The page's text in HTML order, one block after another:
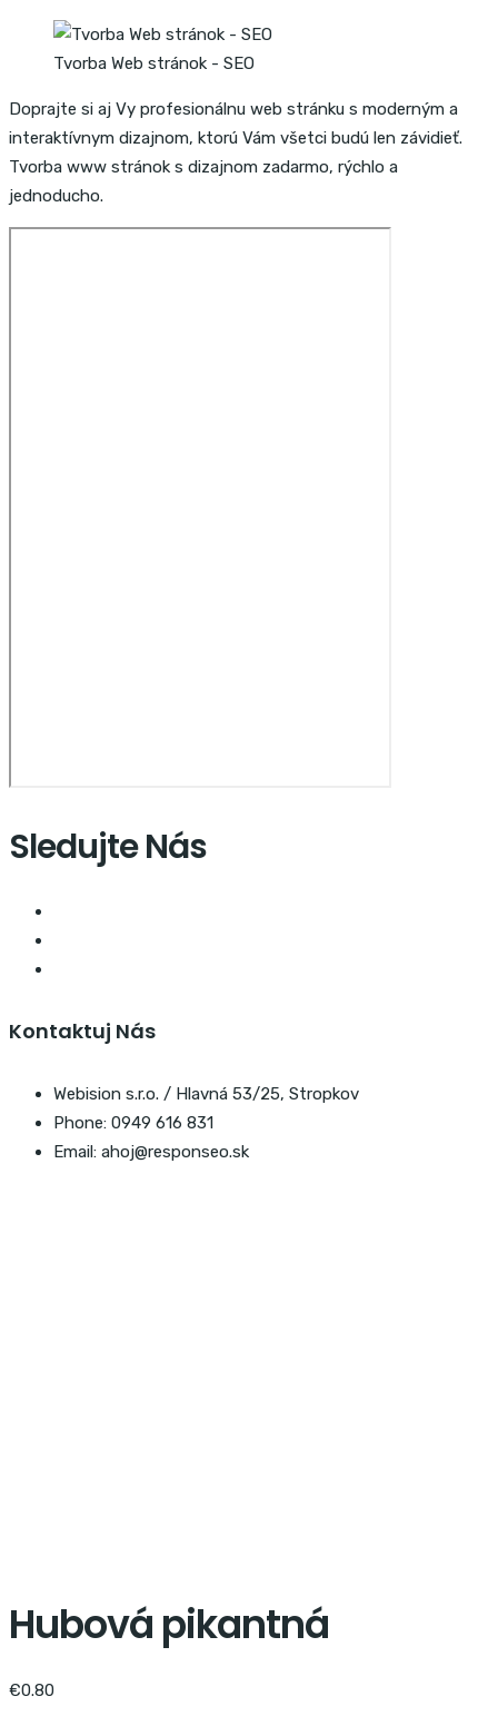
Tvorba Web stránok - SEO
Doprajte si aj Vy profesionálnu web stránku s moderným a
interaktívnym dizajnom, ktorú Vám všetci budú len závidieť.
Tvorba www stránok s dizajnom zadarmo, rýchlo a
jednoducho.
Sledujte Nás
Kontaktuj Nás
Webision s.r.o. / Hlavná 53/25, Stropkov
Phone: 0949 616 831
Email: ahoj@responseo.sk
Hubová pikantná
€0.80